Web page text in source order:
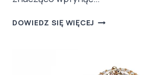
DOWIEDZ SIĘ WIĘCEJ ROLA